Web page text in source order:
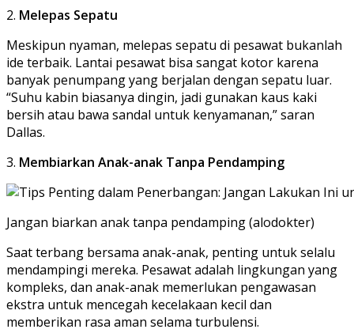
2. Melepas Sepatu
Meskipun nyaman, melepas sepatu di pesawat bukanlah
ide terbaik. Lantai pesawat bisa sangat kotor karena
banyak penumpang yang berjalan dengan sepatu luar.
“Suhu kabin biasanya dingin, jadi gunakan kaus kaki
bersih atau bawa sandal untuk kenyamanan,” saran
Dallas.
3. Membiarkan Anak-anak Tanpa Pendamping
Jangan biarkan anak tanpa pendamping (alodokter)
Saat terbang bersama anak-anak, penting untuk selalu
mendampingi mereka. Pesawat adalah lingkungan yang
kompleks, dan anak-anak memerlukan pengawasan
ekstra untuk mencegah kecelakaan kecil dan
memberikan rasa aman selama turbulensi.